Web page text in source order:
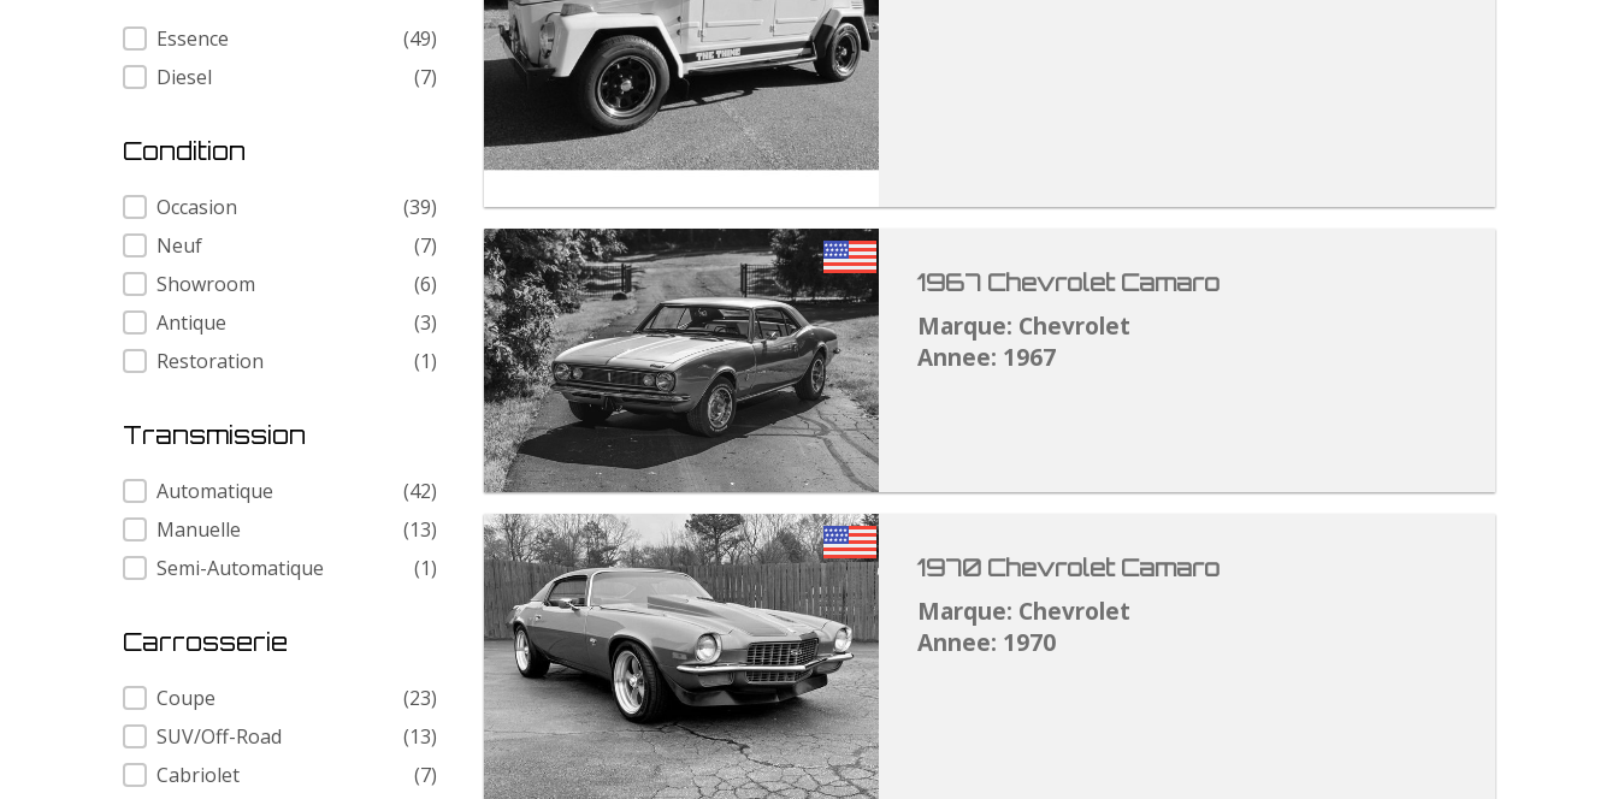
Carburant
Essence
(49)
Diesel
(7)
Condition
Condition
Occasion
(39)
Neuf
(7)
Showroom
(6)
Antique
(3)
Restoration
(1)
Transmission
Transmission
Automatique
(42)
Manuelle
(13)
Semi-Automatique
(1)
Carrosserie
Carrosserie
Coupe
(23)
SUV/Off-Road
(13)
Cabriolet
(7)
1967 Chevrolet Camaro
Marque: Chevrolet
Annee: 1967
1970 Chevrolet Camaro
Marque: Chevrolet
Annee: 1970